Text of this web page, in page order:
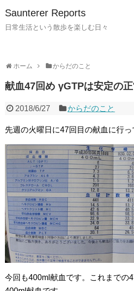
Saunterer Reports
日常生活という散歩を楽しむ日々
ホーム からだのこと
献血47回め γGTPは安定の
2018/6/27 からだのこと
先週の火曜日に47回目の献血に行っ
今回も400ml献血です。これまでの